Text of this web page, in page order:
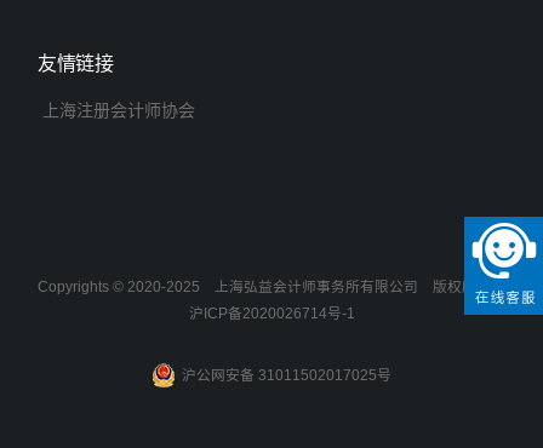
友情链接
上海注册会计师协会
Copyrights © 2020-2025 上海弘益会计师事务所有限公司 版权所有
沪ICP备2020026714号-1
沪公网安备 31011502017025号